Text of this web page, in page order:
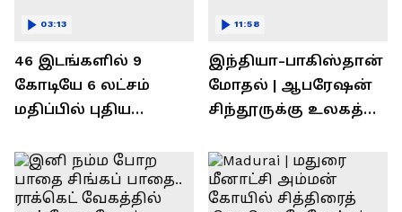
46 இடங்களில் 9
கோடியே 6 லட்சம்
மதிப்பில் புதிய
வைத்த அமைச்சர்
செந்தில் பாலாஜி !
03:13
இந்தியா-பாகிஸ்தான்
மோதல் | ஆபரேஷன்
சிந்தூருக்கு உலகத்
பதில் என்ன?
11:58